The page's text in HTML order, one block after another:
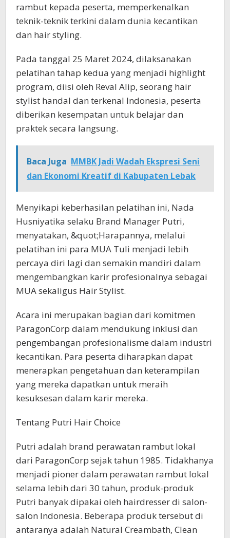
rambut kepada peserta, memperkenalkan
teknik-teknik terkini dalam dunia kecantikan
dan hair styling.
Pada tanggal 25 Maret 2024, dilaksanakan
pelatihan tahap kedua yang menjadi highlight
program, diisi oleh Reval Alip, seorang hair
stylist handal dan terkenal Indonesia, peserta
diberikan kesempatan untuk belajar dan
praktek secara langsung.
Baca Juga MMBK Jadi Wadah Ekspresi Seni
dan Ekonomi Kreatif di Kabupaten Lebak
Menyikapi keberhasilan pelatihan ini, Nada
Husniyatika selaku Brand Manager Putri,
menyatakan, &quot;Harapannya, melalui
pelatihan ini para MUA Tuli menjadi lebih
percaya diri lagi dan semakin mandiri dalam
mengembangkan karir profesionalnya sebagai
MUA sekaligus Hair Stylist.
Acara ini merupakan bagian dari komitmen
ParagonCorp dalam mendukung inklusi dan
pengembangan profesionalisme dalam industri
kecantikan. Para peserta diharapkan dapat
menerapkan pengetahuan dan keterampilan
yang mereka dapatkan untuk meraih
kesuksesan dalam karir mereka.
Tentang Putri Hair Choice
Putri adalah brand perawatan rambut lokal
dari ParagonCorp sejak tahun 1985. Tidakhanya
menjadi pioner dalam perawatan rambut lokal
selama lebih dari 30 tahun, produk-produk
Putri banyak dipakai oleh hairdresser di salon-
salon Indonesia. Beberapa produk tersebut di
antaranya adalah Natural Creambath, Clean